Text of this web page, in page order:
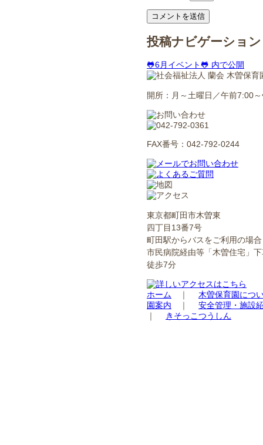
投稿ナビゲーション
🐸6月イベント🐸 内で公開
開所：月～土曜日／午前7:00
FAX番号：042-792-0244
東京都町田市木曽東
四丁目13番7号
町田駅からバスをご利用の場合
市民病院経由等「木曽住宅」
徒歩7分
ホーム ｜ 木曽保育園につ
園案内 ｜ 安全管理・施設
｜
きそっこつうしん